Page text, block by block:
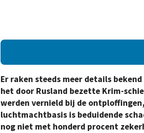
Er raken steeds meer details
het door Rusland bezette Krim-
werden vernield bij de
luchtmachtbasis is beduidende
nog niet met honderd procent